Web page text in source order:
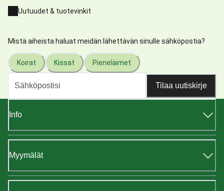
Uutuudet & tuotevinkit
Mistä aiheista haluat meidän lähettävän sinulle sähköpostia?
Koirat Kissat Pieneläimet
Tilaa uutiskirje
Info
Myymälät